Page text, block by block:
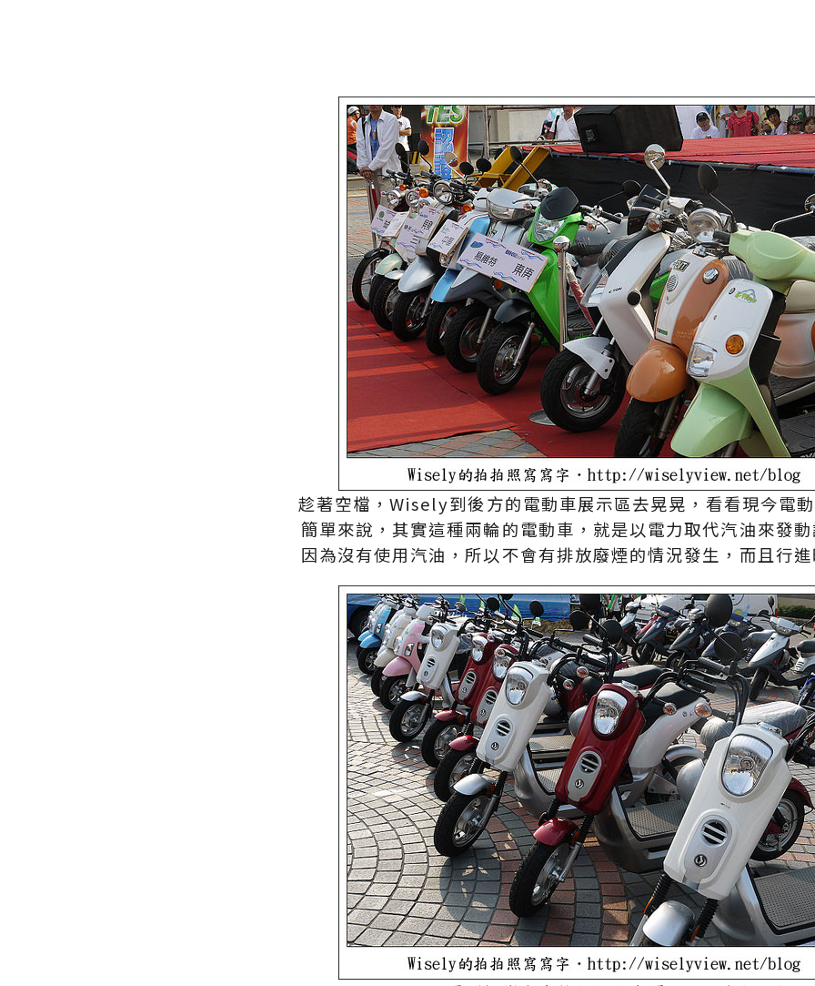
趁著空檔，Wisely到後方的電動車展示區去晃晃，看看現今電動
簡單來說，其實這種兩輪的電動車，就是以電力取代汽油來發動
因為沒有使用汽油，所以不會有排放廢煙的情況發生，而且行進